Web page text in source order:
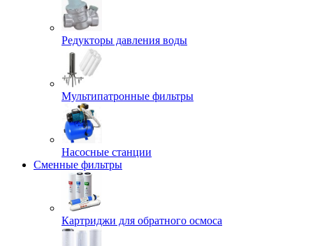
Редукторы давления воды
Мультипатронные фильтры
Насосные станции
Сменные фильтры
Картриджи для обратного осмоса